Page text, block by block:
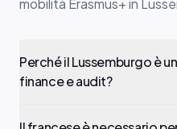
mobilità Erasmus+ in
Perché il Lussemburgo è
finance e audit?